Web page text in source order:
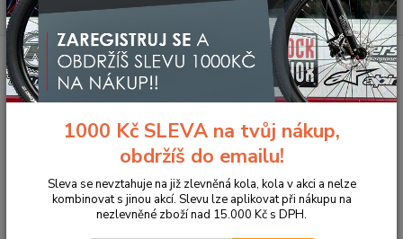
Hledat
Úvod Komponenty na kolo Řídítka Berany / Gravel
ŘÍDÍTKA
DEDA GRAVEL 100
ŘÍDÍTKA DEDA GRAVEL 100
1000 Kč SLEVA na tvůj nákup,
obdržíš do emailu!
Sleva se nevztahuje na již zlevněná kola, kola v akci a nelze
kombinovat s jinou akcí. Slevu lze aplikovat při nákupu na
nezlevněné zboží nad 15.000 Kč s DPH.